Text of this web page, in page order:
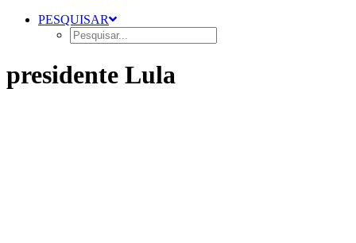
PESQUISAR
presidente Lula